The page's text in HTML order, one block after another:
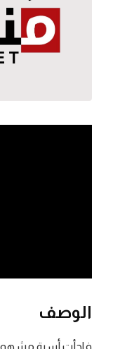
الوصف
فاجأت أسرة